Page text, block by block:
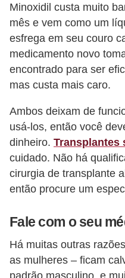
Minoxidil custa muito
mês e vem como um
esfrega em seu couro
medicamento novo
encontrado para ser
mas custa mais caro.
Ambos deixam de
usá-los, então você
dinheiro. Transplantes
cuidado. Não há
cirurgia de transplante
então procure um
Fale com o seu
Há muitas outras
as mulheres – ficam
o
s
f
í
s
i
c
o
s
M
d
a
m